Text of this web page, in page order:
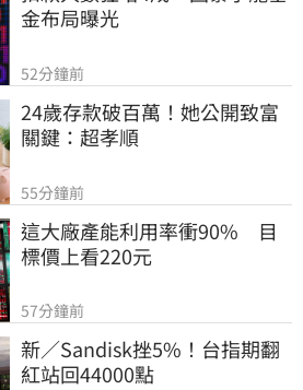
金布局曝光
52分鐘前
24歲存款破百萬！她公開致富
關鍵：超孝順
55分鐘前
這大廠產能利用率衝90%　目
標價上看220元
57分鐘前
新／Sandisk挫5%！台指期翻
紅站回44000點